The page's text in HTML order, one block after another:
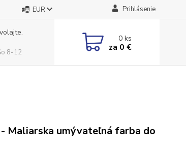
EUR Prihlásenie
8-12
0ks
za 0 €
- Maliarska umývateľná farba do